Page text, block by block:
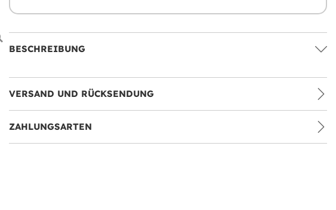
BESCHREIBUNG
VERSAND UND RÜCKSENDUNG
ZAHLUNGSARTEN